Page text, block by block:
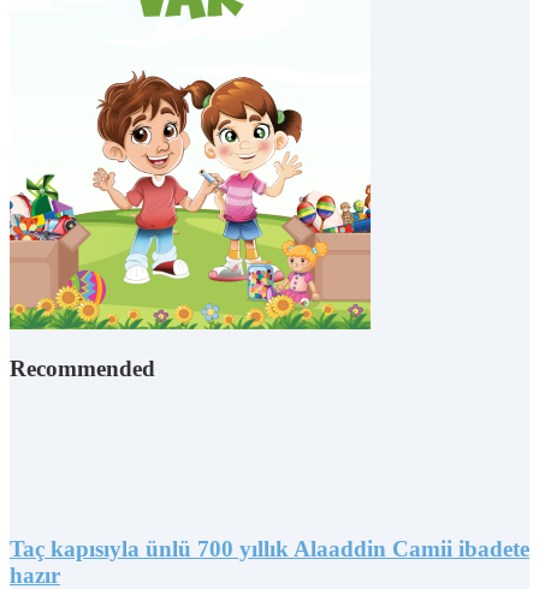
Recommended
Taç kapısıyla ünlü 700 yıllık Alaaddin Camii ibadete
hazır